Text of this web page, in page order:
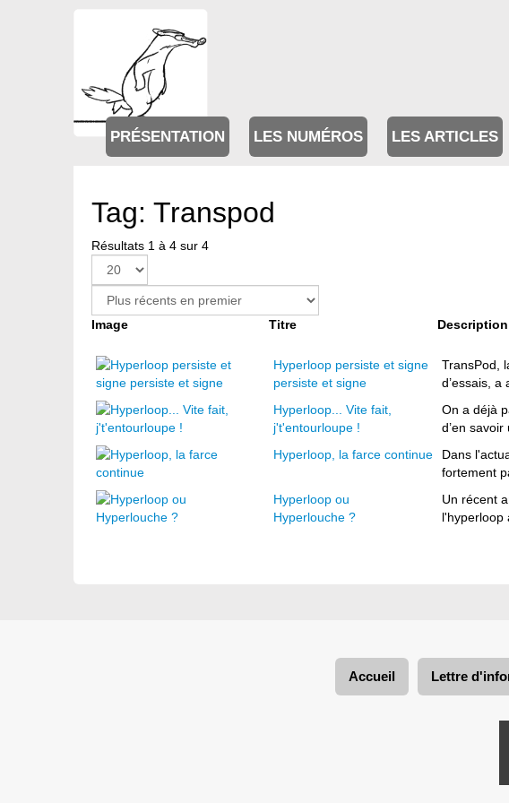
PRÉSENTATION LES NUMÉROS LES ARTICLES
Tag: Transpod
Résultats 1 à 4 sur 4
Image Titre Description
Hyperloop persiste et signe
persiste et signe
TransPod,
d’essais, a
Hyperloop... Vite fait,
j't'entourloupe !
On a déjà
d’en savoir
Hyperloop, la farce continue
Dans
fortement
Hyperloop ou
Hyperlouche ?
Un récent
l'hyperloop
Accueil Lettre